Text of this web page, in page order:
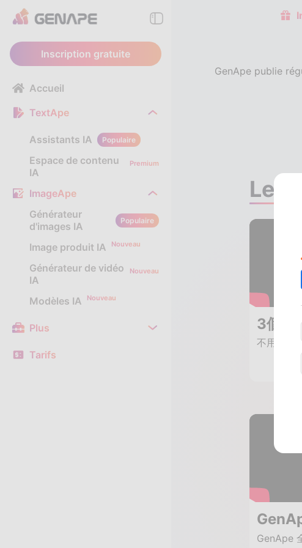
Inscription gratuite
Accueil
TextApe
Assistants IA Populaire
Espace de contenu
IA
Premium
ImageApe
Générateur
d'images IA
Populaire
Image produit IA Nouveau
Générateur de vidéo
IA
Nouveau
Modèles IA Nouveau
Plus
Tarifs
GenApe publie
Les